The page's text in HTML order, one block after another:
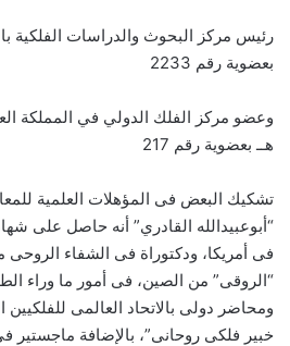
رئيس مركز البحوث والدراسات الفلكية
بعضوية رقم 2233
هــ بعضوية رقم 217
تشكيك البعض فى المؤهلات العلمية
“أبوعبيدالله القادري” أنه حاصل على
فى أمريكا، ودكتوراة فى الشفاء
“الروقى” من الصين، فى أمور ما وراء
ومحاضر دولى بالاتحاد العالمى للفلكيين
خبير فلكى روحانى”، بالإضافة ماجستير فى